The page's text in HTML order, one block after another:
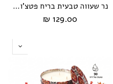
נר שעווה טבעית בריח פטצ'ולי אמבר מבית Soiiya
129.00 ₪